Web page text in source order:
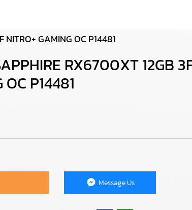
GAMING OC P14481
RX6700XT 12GB
P14481
Message Us